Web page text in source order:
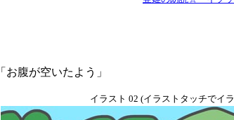
「お腹が空いたよう」
イラスト 02 (イラストタッチでイ